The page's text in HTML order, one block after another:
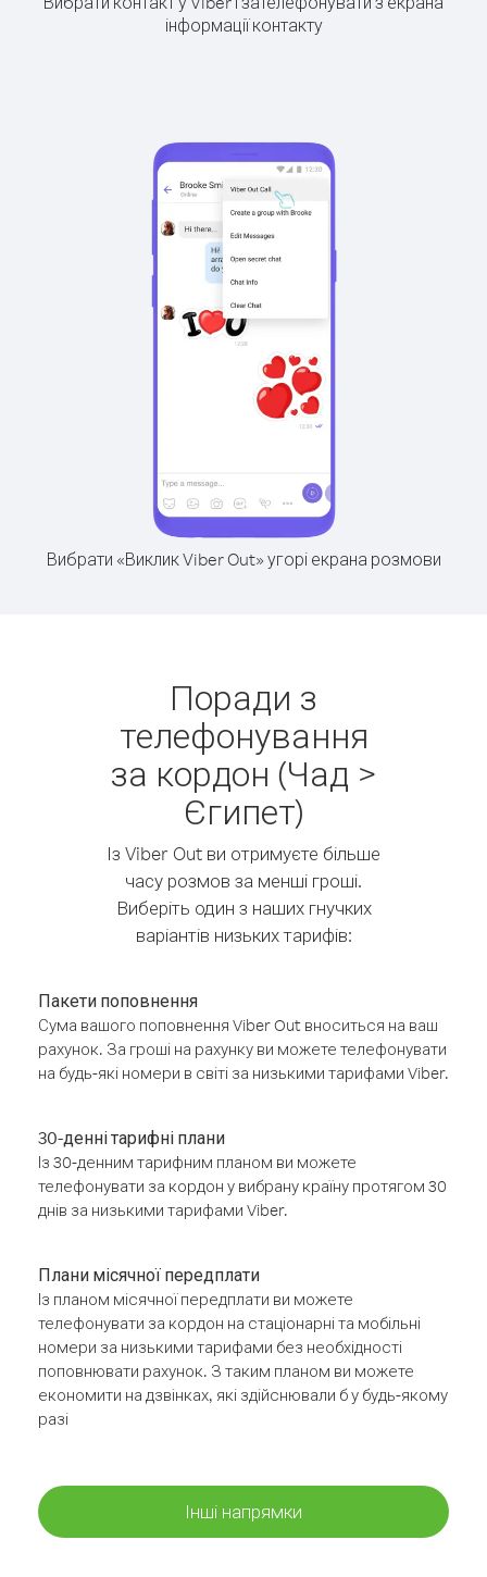
інформації контакту
Вибрати «Виклик Viber Out» угорі екрана розмови
Поради з
телефонування
за кордон (Чад >
Єгипет)
Із Viber Out ви отримуєте більше
часу розмов за менші гроші.
Виберіть один з наших гнучких
варіантів низьких тарифів:
Пакети поповнення
Сума вашого поповнення Viber Out вноситься на ваш
рахунок. За гроші на рахунку ви можете телефонувати
на будь-які номери в світі за низькими тарифами Viber.
30-денні тарифні плани
Із 30-денним тарифним планом ви можете
телефонувати за кордон у вибрану країну протягом 30
днів за низькими тарифами Viber.
Плани місячної передплати
Із планом місячної передплати ви можете
телефонувати за кордон на стаціонарні та мобільні
номери за низькими тарифами без необхідності
поповнювати рахунок. З таким планом ви можете
економити на дзвінках, які здійснювали б у будь-якому
разі
Інші напрямки